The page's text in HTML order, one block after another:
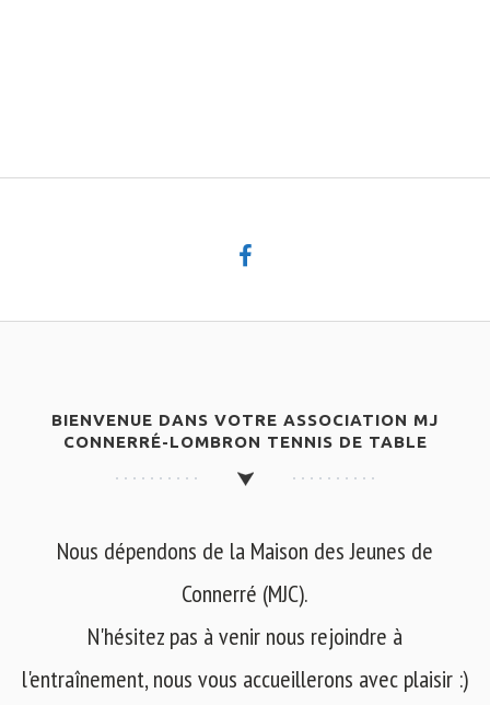
BIENVENUE DANS VOTRE ASSOCIATION MJ
CONNERRÉ-LOMBRON TENNIS DE TABLE
Nous dépendons de la Maison des Jeunes de
Connerré (MJC).
N'hésitez pas à venir nous rejoindre à
l'entraînement, nous vous accueillerons avec plaisir :)